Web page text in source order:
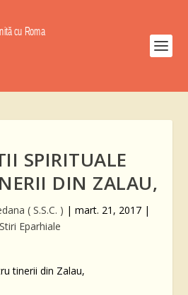
SPIRITUALE
DIN ZALAU,
( S.S.C. ) | mart. 21, 2017 |
Stiri Eparhiale